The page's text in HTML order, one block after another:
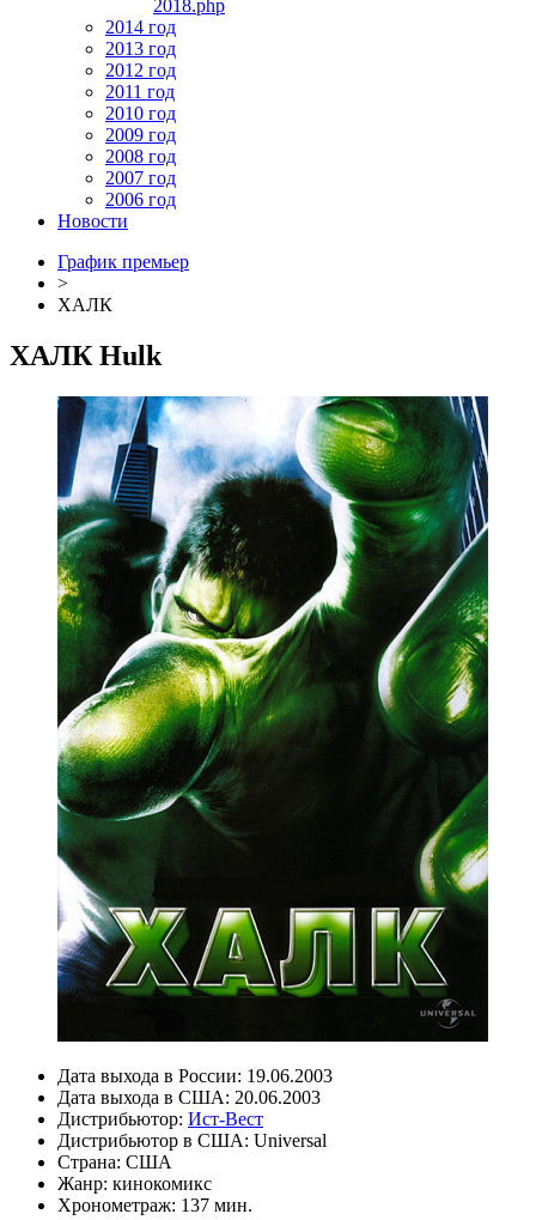
2018.php
2014 год
2013 год
2012 год
2011 год
2010 год
2009 год
2008 год
2007 год
2006 год
Новости
График премьер
>
ХАЛК
ХАЛК Hulk
Дата выхода в России: 19.06.2003
Дата выхода в США: 20.06.2003
Дистрибьютор: Ист-Вест
Дистрибьютор в США: Universal
Страна: США
Жанр: кинокомикс
Хронометраж: 137 мин.